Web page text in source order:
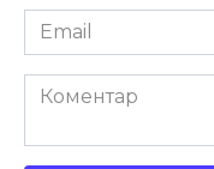
Email
*
Коментар